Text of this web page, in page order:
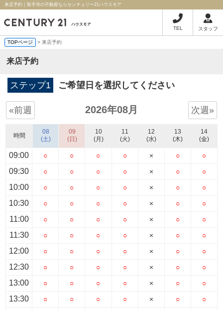
来店予約｜取手市の不動産ならセンチュリー21ハウスモア
TEL スタッフ
TOPページ > 来店予約
来店予約
ステップ1 ご希望日を選択してください
«前週 2026年08月 次週»
時間
09:00
09:30
10:00
10:30
11:00
11:30
12:00
12:30
13:00
13:30
08
(土)
○
○
○
○
○
○
○
○
○
○
09
(日)
○
○
○
○
○
○
○
○
○
○
10
(月)
○
○
○
○
○
○
○
○
○
○
11
(火)
○
○
○
○
○
○
○
○
○
○
12
(水)
×
×
×
×
×
×
×
×
×
×
13
(木)
○
○
○
○
○
○
○
○
○
○
14
(金)
○
○
○
○
○
○
○
○
○
○